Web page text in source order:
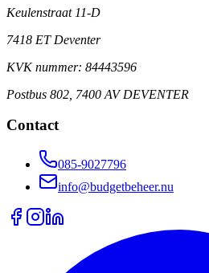
Keulenstraat 11-D
7418 ET Deventer
KVK nummer: 84443596
Postbus 802, 7400 AV DEVENTER
Contact
085-9027796
info@budgetbeheer.nu